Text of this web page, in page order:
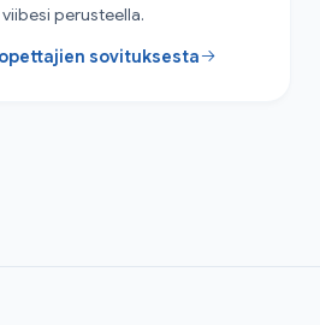
perusteella.
sovituksesta